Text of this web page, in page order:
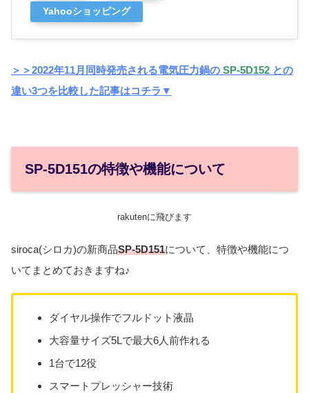
Yahooショッピング
＞＞2022年11月同時発売される電気圧力鍋の SP-5D152 との
違い3つを比較した記事はコチラ▼
SP-5D151の特徴や機能について
rakutenに飛びます
siroca(シロカ)の新商品SP-5D151について、特徴や機能につ
いてまとめておきますね♪
ダイヤル操作でフルドット液晶
大容量サイズ5Lで最大6人前作れる
1台で12役
スマートプレッシャー技術